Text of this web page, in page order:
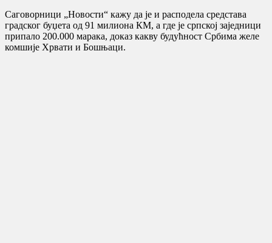
Саговорници „Новости“ кажу да је и расподела средстава
градског буџета од 91 милиона КМ, а где је српској заједници
припало 200.000 марака, доказ какву будућност Србима желе
комшије Хрвати и Бошњаци.